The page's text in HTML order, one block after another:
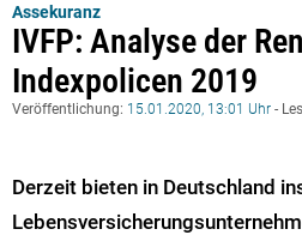
Assekuranz
IVFP: Analyse der
Indexpolicen 2019
Veröffentlichung: 15.01.2020, 13:01 Uhr -
Derzeit bieten in Deutschland